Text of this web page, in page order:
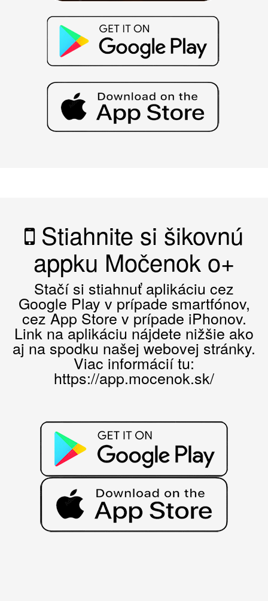
Stiahnite si šikovnú
appku Močenok o+
Stačí si stiahnuť aplikáciu cez
Google Play v prípade smartfónov,
cez App Store v prípade iPhonov.
Link na aplikáciu nájdete nižšie ako
aj na spodku našej webovej stránky.
Viac informácií tu:
https://app.mocenok.sk/